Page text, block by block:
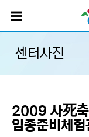
센터사진
2009 사死
임종준비체험